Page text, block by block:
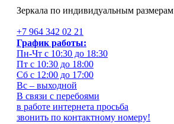
Зеркала по индивидуальным размерам
+7 964 342 02 21
График работы:
Пн-Чт с 10:30 до 18:30
Пт с 10:30 до 18:00
Сб с 12:00 до 17:00
Вс – выходной
В связи с перебоями
в работе интернета просьба
звонить по контактному номеру!